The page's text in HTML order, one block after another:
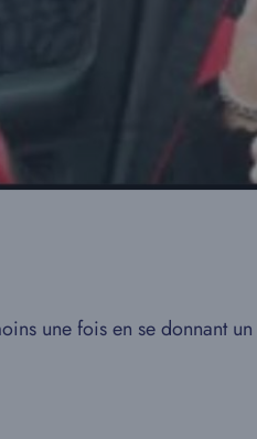
une fois en se donnant un